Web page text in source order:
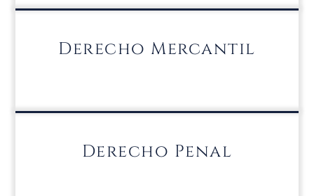
Derecho Mercantil
Derecho Penal